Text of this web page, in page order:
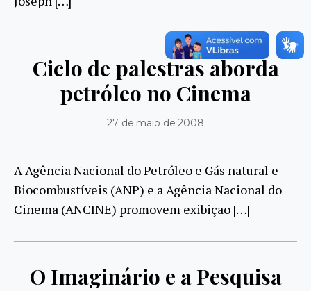
Ciclo de palestras aborda
petróleo no Cinema
27 de maio de 2008
A Agência Nacional do Petróleo e Gás natural e
Biocombustíveis (ANP) e a Agência Nacional do
Cinema (ANCINE) promovem exibição […]
O Imaginário e a Pesquisa